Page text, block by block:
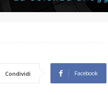
Condividi Facebook